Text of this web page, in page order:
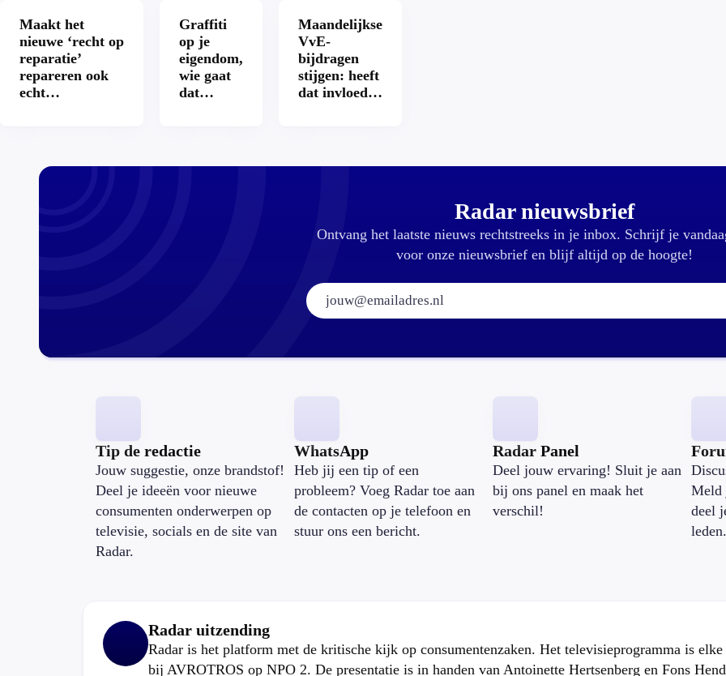
Maakt het
nieuwe ‘recht op
reparatie’
repareren ook
echt
Graffiti
op je
eigendom,
wie gaat
dat
Maandelijkse
VvE-
bijdragen
stijgen: heeft
dat invloed
Radar nieuwsbrief
Ontvang het laatste nieuws rechtstreeks in je inbox. Schrijf je
voor onze nieuwsbrief en blijf altijd op de hoogte!
E-mailadres:
Tip de redactie
Jouw suggestie, onze brandstof!
Deel je ideeën voor nieuwe
consumenten onderwerpen op
televisie, socials en de site van
Radar.
WhatsApp
Heb jij een tip of een
probleem? Voeg Radar toe aan
de contacten op je telefoon en
stuur ons een bericht.
Radar Panel
Deel jouw ervaring! Sluit je aan
bij ons panel en maak het
verschil!
Meld
deel
leden.
Radar uitzending
Radar is het platform met de kritische kijk op consumentenzaken. Het televisieprogramma is elke
bij AVROTROS op NPO 2. De presentatie is in handen van Antoinette Hertsenberg en Fons